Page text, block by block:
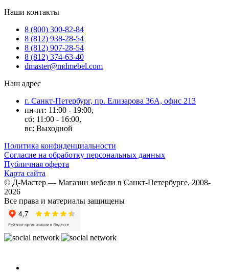
Наши контакты
8 (800) 300-82-84
8 (812) 938-28-54
8 (812) 907-28-54
8 (812) 374-63-40
dmaster@mdmebel.com
Наш адрес
г. Санкт-Петербург, пр. Елизарова 36А, офис 213
пн-пт: 11:00 - 19:00,
сб: 11:00 - 16:00,
вс: Выходной
Политика конфиденциальности
Согласие на обработку персональных данных
Публичная оферта
Карта сайта
© Д-Мастер — Магазин мебели в Санкт-Петербурге, 2008-
2026
Все права и материалы защищены